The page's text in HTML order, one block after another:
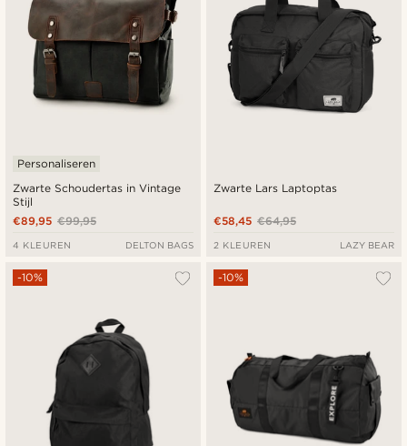
Zwarte Schoudertas in Vintage
Stijl
Personaliseren
€99,95
€89,95
4 KLEUREN DELTON BAGS
Zwarte Lars Laptoptas
€64,95
€58,45
2 KLEUREN LAZY BEAR
-10% -10%